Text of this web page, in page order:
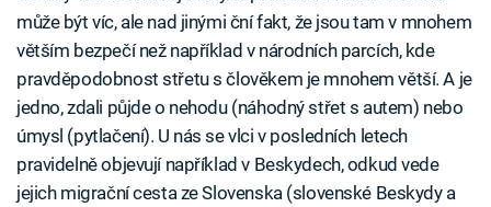
může být víc, ale nad jinými ční fakt, že jsou tam v mnohem
větším bezpečí než například v národních parcích, kde
pravděpodobnost střetu s člověkem je mnohem větší. A je
jedno, zdali půjde o nehodu (náhodný střet s autem) nebo
úmysl (pytlačení). U nás se vlci v posledních letech
pravidelně objevují například v Beskydech, odkud vede
jejich migrační cesta ze Slovenska (slovenské Beskydy a